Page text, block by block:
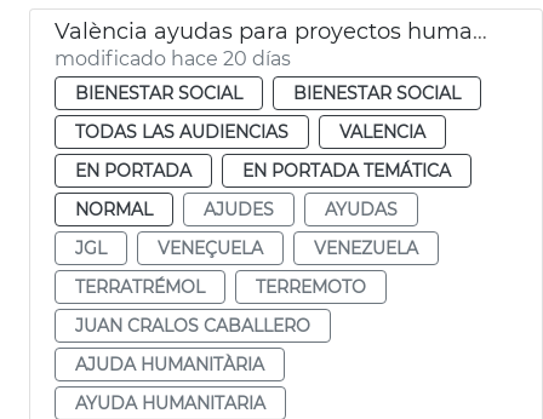
València ayudas para proyectos humanitarios en Venezuela
modificado hace 20 días
BIENESTAR SOCIAL
BIENESTAR SOCIAL
TODAS LAS AUDIENCIAS
VALENCIA
EN PORTADA
EN PORTADA TEMÁTICA
NORMAL
AJUDES
AYUDAS
JGL
VENEÇUELA
VENEZUELA
TERRATRÉMOL
TERREMOTO
JUAN CRALOS CABALLERO
AJUDA HUMANITÀRIA
AYUDA HUMANITARIA